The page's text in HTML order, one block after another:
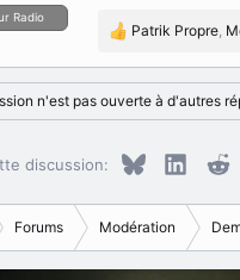
Radio
R
a
c
t
s
:
Patrik Propre
n'est pas ouverte à d'autres
discussion: Bluesky LinkedIn
Forums Modération